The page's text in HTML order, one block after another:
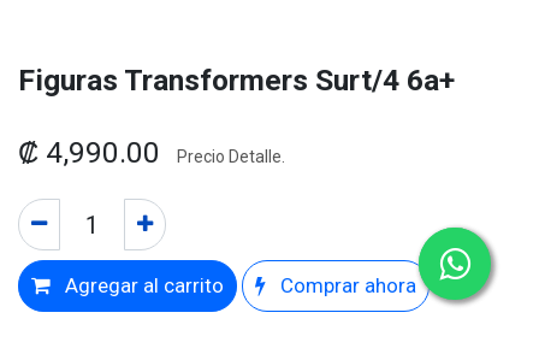
Figuras Transformers Surt/4 6a+
₡ 4,990.00 Precio Detalle.
Agregar al carrito Comprar ahora